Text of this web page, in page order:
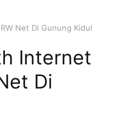
Net Di Gunung Kidul
Internet
Di